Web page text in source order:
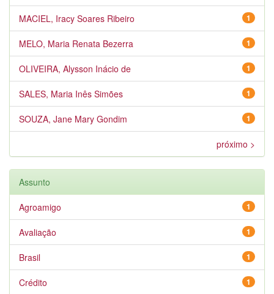
1
MACIEL, Iracy Soares Ribeiro
1
MELO, Maria Renata Bezerra
1
OLIVEIRA, Alysson Inácio de
1
SALES, Maria Inês Simões
1
SOUZA, Jane Mary Gondim
próximo >
Assunto
1
Agroamigo
1
Avaliação
1
Brasil
1
Crédito